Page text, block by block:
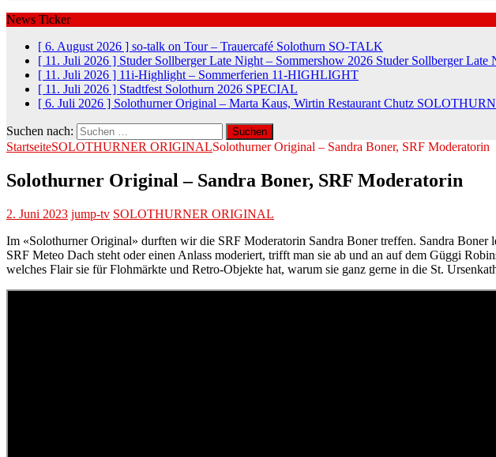
News Ticker
[ 6. August 2026 ] so-talk on Tour – Trauercafé Solothurn SO-TALK
[ 11. Juli 2026 ] Studer Sollberger Late Night – Sommershow 2026 Studer Sollberger Late
[ 11. Juli 2026 ] 11i-Highlight – Sommerferien 11-HIGHLIGHT
[ 11. Juli 2026 ] Stadtfest Solothurn 2026 SPECIAL
[ 6. Juli 2026 ] Solothurner Original – Marta Kaus, Wirtin Restaurant Chutz
Suchen nach:
StartseiteSOLOTHURNER ORIGINALSolothurner Original – Sandra Boner, SRF Moderatorin
Solothurner Original – Sandra Boner, SRF Moderatorin
2. Juni 2023 jump-tv SOLOTHURNER ORIGINAL
Im «Solothurner Original» durften wir die SRF Moderatorin Sandra Boner treffen. Sandra
SRF Meteo Dach steht oder einen Anlass moderiert, trifft man sie ab und an auf dem Güggi
welches Flair sie für Flohmärkte und Retro-Objekte hat, warum sie ganz gerne in die St.